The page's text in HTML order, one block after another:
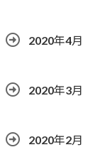
2020年4月
2020年3月
2020年2月